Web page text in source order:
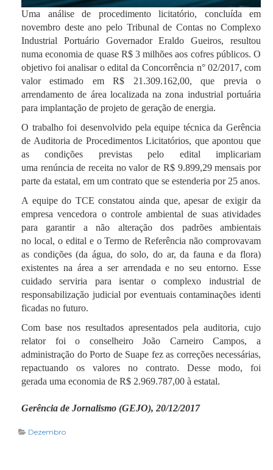
Uma análise de procedimento licitatório, concluída em
novembro deste ano pelo Tribunal de Contas no Complexo
Industrial Portuário Governador Eraldo Gueiros, resultou
numa economia de quase R$ 3 milhões aos cofres públicos. O
objetivo foi analisar o edital da Concorrência n° 02/2017, com
valor estimado em R$ 21.309.162,00, que previa o
arrendamento de área localizada na zona industrial portuária
para implantação de projeto de geração de energia.
O trabalho foi desenvolvido pela equipe técnica da Gerência
de Auditoria de Procedimentos Licitatórios, que apontou que
as condições previstas pelo edital implicariam
uma renúncia de receita no valor de R$ 9.899,29 mensais por
parte da estatal, em um contrato que se estenderia por 25 anos.
A equipe do TCE constatou ainda que, apesar de exigir da
empresa vencedora o controle ambiental de suas atividades
para garantir a não alteração dos padrões ambientais
no local, o edital e o Termo de Referência não comprovavam
as condições (da água, do solo, do ar, da fauna e da flora)
existentes na área a ser arrendada e no seu entorno. Esse
cuidado serviria para isentar o complexo industrial de
responsabilização judicial por eventuais contaminações identi
ficadas no futuro.
Com base nos resultados apresentados pela auditoria, cujo
relator foi o conselheiro João Carneiro Campos, a
administração do Porto de Suape fez as correções necessárias,
repactuando os valores no contrato. Desse modo, foi
gerada uma economia de R$ 2.969.787,00 à estatal.
Gerência de Jornalismo (GEJO), 20/12/2017
Dezembro